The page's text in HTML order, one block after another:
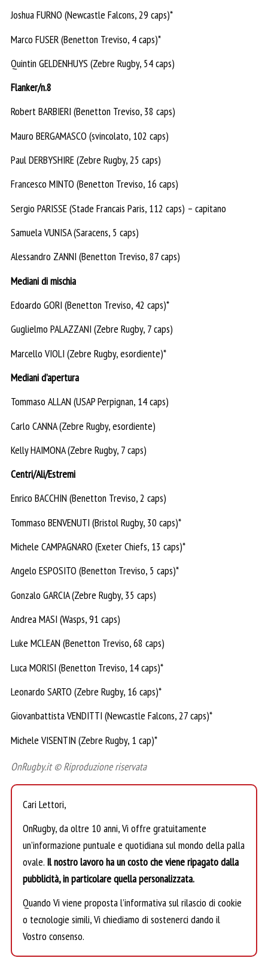
Joshua FURNO (Newcastle Falcons, 29 caps)*
Marco FUSER (Benetton Treviso, 4 caps)*
Quintin GELDENHUYS (Zebre Rugby, 54 caps)
Flanker/n.8
Robert BARBIERI (Benetton Treviso, 38 caps)
Mauro BERGAMASCO (svincolato, 102 caps)
Paul DERBYSHIRE (Zebre Rugby, 25 caps)
Francesco MINTO (Benetton Treviso, 16 caps)
Sergio PARISSE (Stade Francais Paris, 112 caps) – capitano
Samuela VUNISA (Saracens, 5 caps)
Alessandro ZANNI (Benetton Treviso, 87 caps)
Mediani di mischia
Edoardo GORI (Benetton Treviso, 42 caps)*
Guglielmo PALAZZANI (Zebre Rugby, 7 caps)
Marcello VIOLI (Zebre Rugby, esordiente)*
Mediani d’apertura
Tommaso ALLAN (USAP Perpignan, 14 caps)
Carlo CANNA (Zebre Rugby, esordiente)
Kelly HAIMONA (Zebre Rugby, 7 caps)
Centri/Ali/Estremi
Enrico BACCHIN (Benetton Treviso, 2 caps)
Tommaso BENVENUTI (Bristol Rugby, 30 caps)*
Michele CAMPAGNARO (Exeter Chiefs, 13 caps)*
Angelo ESPOSITO (Benetton Treviso, 5 caps)*
Gonzalo GARCIA (Zebre Rugby, 35 caps)
Andrea MASI (Wasps, 91 caps)
Luke MCLEAN (Benetton Treviso, 68 caps)
Luca MORISI (Benetton Treviso, 14 caps)*
Leonardo SARTO (Zebre Rugby, 16 caps)*
Giovanbattista VENDITTI (Newcastle Falcons, 27 caps)*
Michele VISENTIN (Zebre Rugby, 1 cap)*
OnRugby.it © Riproduzione riservata
Cari Lettori,
OnRugby, da oltre 10 anni, Vi offre gratuitamente
un’informazione puntuale e quotidiana sul mondo della palla
ovale. Il nostro lavoro ha un costo che viene ripagato dalla
pubblicità, in particolare quella personalizzata.
Quando Vi viene proposta l’informativa sul rilascio di cookie
o tecnologie simili, Vi chiediamo di sostenerci dando il
Vostro consenso.